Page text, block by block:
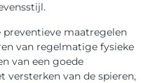
preventieve maatregelen
van regelmatige fysieke
van een goede
versterken van de spieren,